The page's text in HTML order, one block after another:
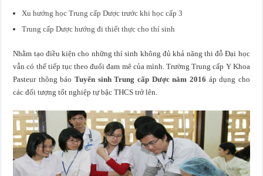
Xu hướng học Trung cấp Dược trước khi học cấp 3
Trung cấp Dược hướng đi thiết thực cho thí sinh
Nhằm tạo điều kiện cho những thí sinh không đủ khả năng thi đỗ Đại học
vẫn có thể tiếp tục theo đuổi đam mê của mình. Trường Trung cấp Y Khoa
Pasteur thông báoTuyển sinh Trung cấp Dược năm 2016 áp dụng cho
các đối tượng tốt nghiệp tự bậc THCS trở lên.